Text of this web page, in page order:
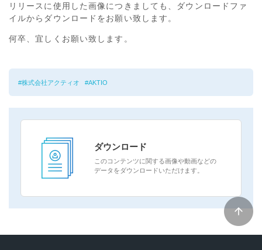
リリースに使用した画像につきましても、ダウンロードファ
イルからダウンロードをお願い致します。
何卒、宜しくお願い致します。
株式会社アクティオ AKTIO
ダウンロード
このコンテンツに関する画像や動画などの
データをダウンロードいただけます。